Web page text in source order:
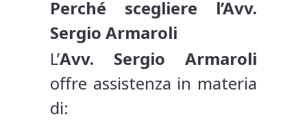
Perché scegliere l’Avv.
Sergio Armaroli
L’Avv. Sergio Armaroli
offre assistenza in materia
di: